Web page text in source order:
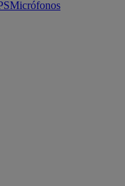
Micrófonos